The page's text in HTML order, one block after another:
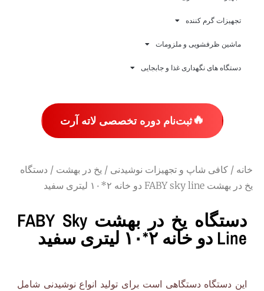
تجهیزات گرم کننده
ماشین ظرفشویی و ملزومات
دستگاه های نگهداری غذا و جابجایی
🔥ثبت‌نام دوره تخصصی لاته آرت
خانه / کافی شاپ و تجهیزات نوشیدنی / یخ در بهشت / دستگاه
یخ در بهشت FABY sky line دو خانه ۲*۱۰ لیتری سفید
دستگاه یخ در بهشت FABY Sky
Line دو خانه ۲*۱۰ لیتری سفید
این دستگاه دستگاهی است برای تولید انواع نوشیدنی شامل